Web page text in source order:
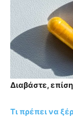
Διαβάστε,
Τι πρέπει να